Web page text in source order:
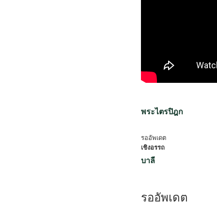
พระไตรปิฎก
รออัพเดต
เชิงอรรถ
บาลี
รออัพเดต